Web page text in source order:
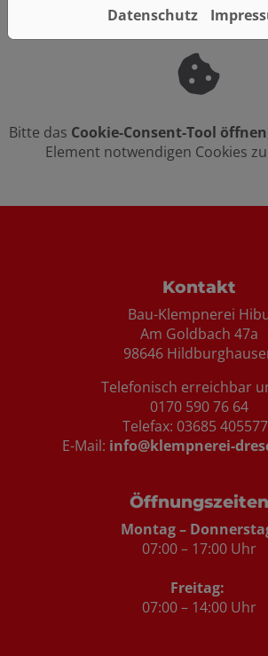
Bitte das Cookie-Consent-Tool öffnen
Element notwendigen Cookies
Kontakt
Bau-Klempnerei
Am Goldbach 47a
98646
Telefonisch erreichbar
0170 590 76 64
Telefax: 03685
E-Mail: info@klempnerei-
Öffnungszeiten
Montag –
07:00 – 17:00 Uhr
Freitag:
07:00 – 14:00 Uhr
Datenschutz